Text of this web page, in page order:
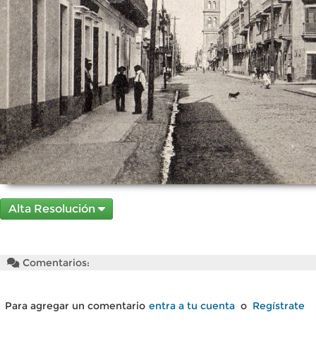
Alta Resolución
Comentarios:
Para agregar un comentario entra a tu cuenta o Regístrate